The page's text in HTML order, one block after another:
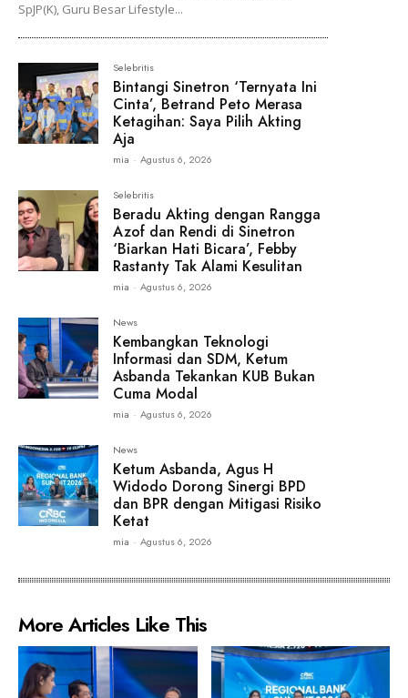
SpJP(K), Guru Besar Lifestyle...
Selebritis
Bintangi Sinetron ‘Ternyata Ini
Cinta’, Betrand Peto Merasa
Ketagihan: Saya Pilih Akting
Aja
mia - Agustus 6, 2026
Selebritis
Beradu Akting dengan Rangga
Azof dan Rendi di Sinetron
‘Biarkan Hati Bicara’, Febby
Rastanty Tak Alami Kesulitan
mia - Agustus 6, 2026
News
Kembangkan Teknologi
Informasi dan SDM, Ketum
Asbanda Tekankan KUB Bukan
Cuma Modal
mia - Agustus 6, 2026
News
Ketum Asbanda, Agus H
Widodo Dorong Sinergi BPD
dan BPR dengan Mitigasi Risiko
Ketat
mia - Agustus 6, 2026
More Articles Like This